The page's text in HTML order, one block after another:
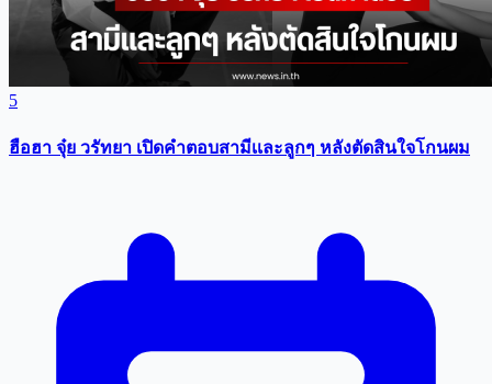
5
ฮือฮา จุ๋ย วรัทยา เปิดคำตอบสามีเเละลูกๆ หลังตัดสินใจโกนผม